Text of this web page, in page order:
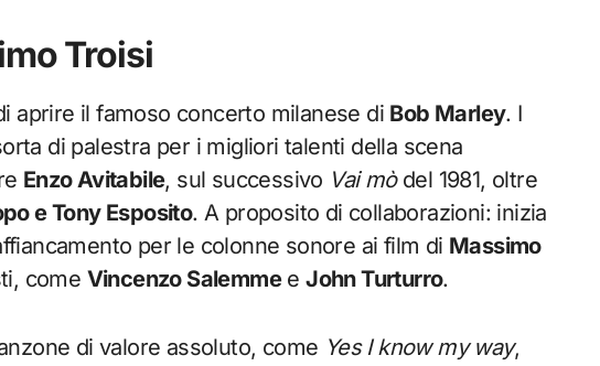
Troisi
aprire il famoso concerto milanese di Bob Marley. I
di palestra per i migliori talenti della scena
Enzo Avitabile, sul successivo Vai mòdel 1981, oltre
e Tony Esposito. A proposito di collaborazioni: inizia
per le colonne sonore ai film di Massimo
come Vincenzo SalemmeeJohn Turturro.
di valore assoluto, come Yes I know my way,